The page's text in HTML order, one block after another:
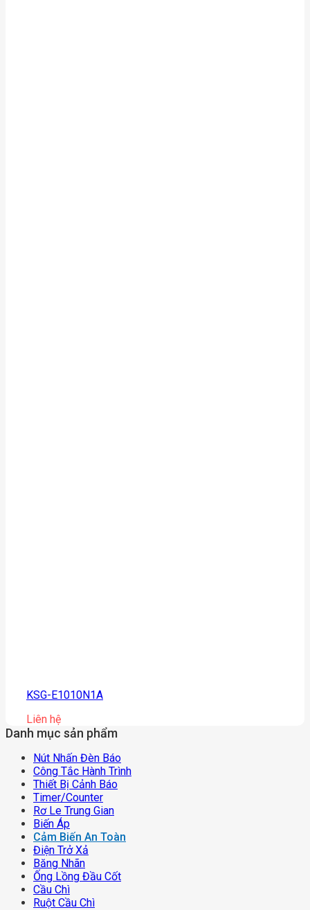
KSG-E1010N1A
Liên hệ
Danh mục sản phẩm
Nút Nhấn Đèn Báo
Công Tắc Hành Trình
Thiết Bị Cảnh Báo
Timer/counter
Rơ Le Trung Gian
Biến Áp
Cảm Biến An Toàn
Điện Trở Xả
Băng Nhãn
Ống Lồng Đầu Cốt
Cầu Chì
Ruột Cầu Chì